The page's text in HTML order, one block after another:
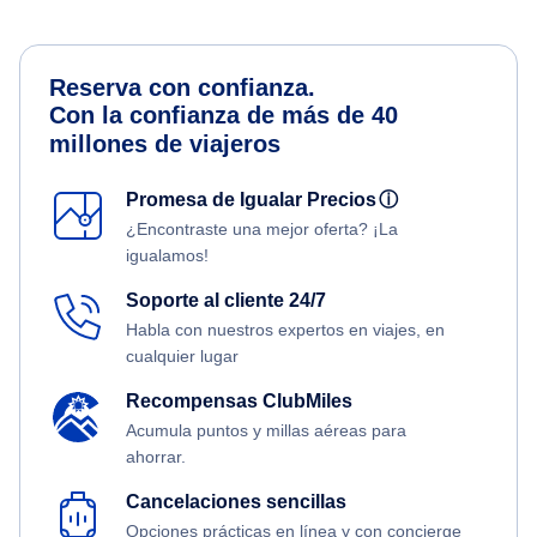
Reserva con confianza.
Con la confianza de más de 40
millones de viajeros
Promesa de Igualar Preciosⓘ
¿Encontraste una mejor oferta? ¡La
igualamos!
Soporte al cliente 24/7
Habla con nuestros expertos en viajes, en
cualquier lugar
Recompensas ClubMiles
Acumula puntos y millas aéreas para
ahorrar.
Cancelaciones sencillas
Opciones prácticas en línea y con concierge